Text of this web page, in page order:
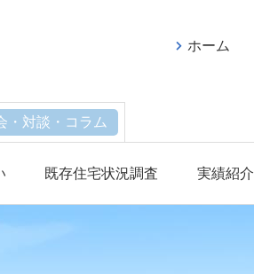
既存住宅状況調査 実績紹介
・対談・コラム
ホーム